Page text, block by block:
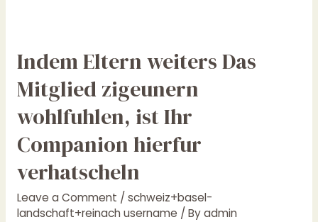
Indem Eltern weiters Das
Mitglied zigeunern
wohlfuhlen, ist Ihr
Companion hierfur
verhatscheln
Leave a Comment / schweiz+basel-
landschaft+reinach username / Byadmin
Indem
Eltern
weiters
Mitglied
zigeunern
wohlfuhlen,
ist
Ihr
Companion